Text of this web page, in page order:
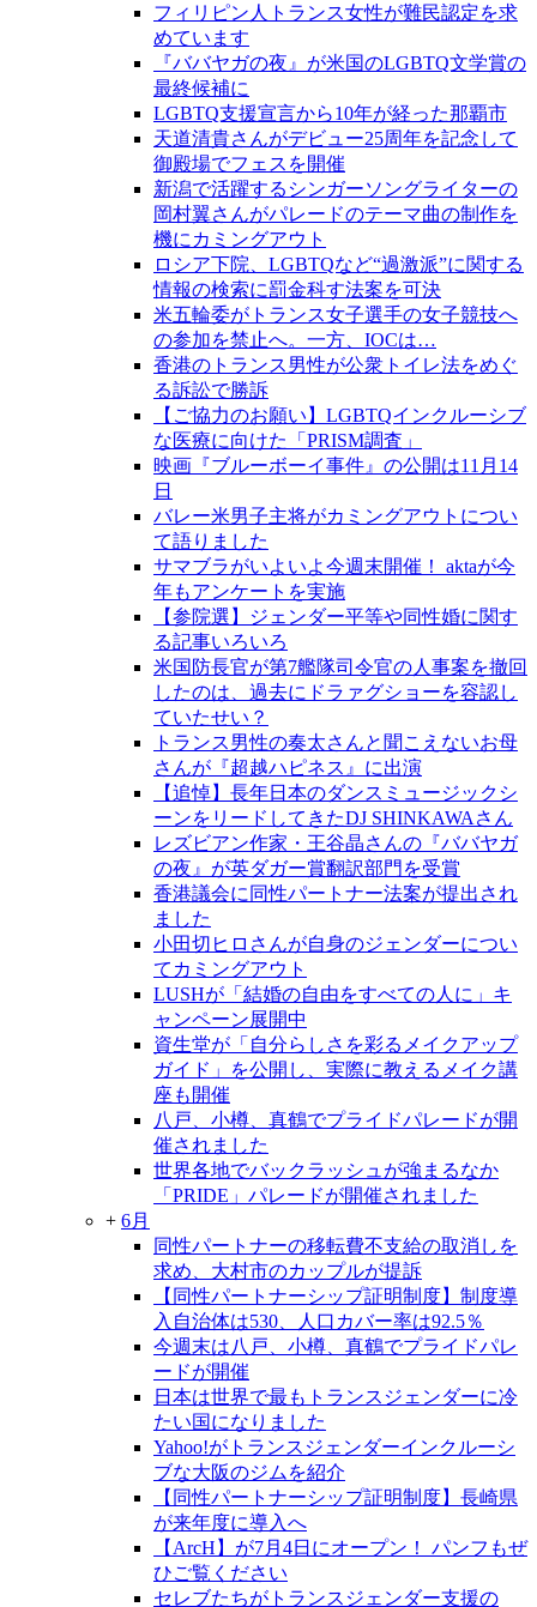
フィリピン人トランス女性が難民認定を求
めています
『ババヤガの夜』が米国のLGBTQ文学賞の
最終候補に
LGBTQ支援宣言から10年が経った那覇市
天道清貴さんがデビュー25周年を記念して
御殿場でフェスを開催
新潟で活躍するシンガーソングライターの
岡村翼さんがパレードのテーマ曲の制作を
機にカミングアウト
ロシア下院、LGBTQなど“過激派”に関する
情報の検索に罰金科す法案を可決
米五輪委がトランス女子選手の女子競技へ
の参加を禁止へ。一方、IOCは…
香港のトランス男性が公衆トイレ法をめぐ
る訴訟で勝訴
【ご協力のお願い】LGBTQインクルーシブ
な医療に向けた「PRISM調査」
映画『ブルーボーイ事件』の公開は11月14
日
バレー米男子主将がカミングアウトについ
て語りました
サマブラがいよいよ今週末開催！ aktaが今
年もアンケートを実施
【参院選】ジェンダー平等や同性婚に関す
る記事いろいろ
米国防長官が第7艦隊司令官の人事案を撤回
したのは、過去にドラァグショーを容認し
ていたせい？
トランス男性の奏太さんと聞こえないお母
さんが『超越ハピネス』に出演
【追悼】長年日本のダンスミュージックシ
ーンをリードしてきたDJ SHINKAWAさん
レズビアン作家・王谷晶さんの『ババヤガ
の夜』が英ダガー賞翻訳部門を受賞
香港議会に同性パートナー法案が提出され
ました
小田切ヒロさんが自身のジェンダーについ
てカミングアウト
LUSHが「結婚の自由をすべての人に」キ
ャンペーン展開中
資生堂が「自分らしさを彩るメイクアップ
ガイド」を公開し、実際に教えるメイク講
座も開催
八戸、小樽、真鶴でプライドパレードが開
催されました
世界各地でバックラッシュが強まるなか
「PRIDE」パレードが開催されました
+ 6月
同性パートナーの移転費不支給の取消しを
求め、大村市のカップルが提訴
【同性パートナーシップ証明制度】制度導
入自治体は530、人口カバー率は92.5％
今週末は八戸、小樽、真鶴でプライドパレ
ードが開催
日本は世界で最もトランスジェンダーに冷
たい国になりました
Yahoo!がトランスジェンダーインクルーシ
ブな大阪のジムを紹介
【同性パートナーシップ証明制度】長崎県
が来年度に導入へ
【ArcH】が7月4日にオープン！ パンフもぜ
ひご覧ください
セレブたちがトランスジェンダー支援の